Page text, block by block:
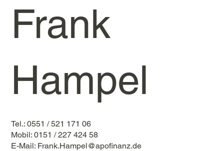
Frank
Hampel
Tel.: 0551 / 521 171 06
Mobil: 0151 / 227 424 58
E-Mail: Frank.Hampel@apofinanz.de